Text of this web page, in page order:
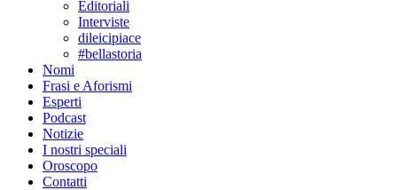
Editoriali
Interviste
dileicipiace
#bellastoria
Nomi
Frasi e Aforismi
Esperti
Podcast
Notizie
I nostri speciali
Oroscopo
Contatti